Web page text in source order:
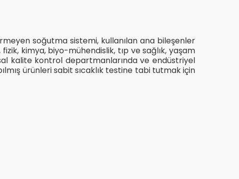
soğutma sistemi, kullanılan ana bileşenler
kimya, biyo-mühendislik, tıp ve sağlık, yaşam
kalite kontrol departmanlarında ve endüstriyel
ürünleri sabit sıcaklık testine tabi tutmak için